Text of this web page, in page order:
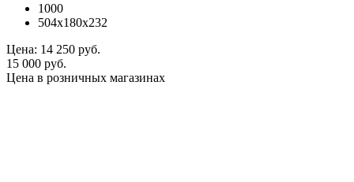
1000
504x180x232
Цена: 14 250 руб.
15 000 руб.
Цена в розничных магазинах